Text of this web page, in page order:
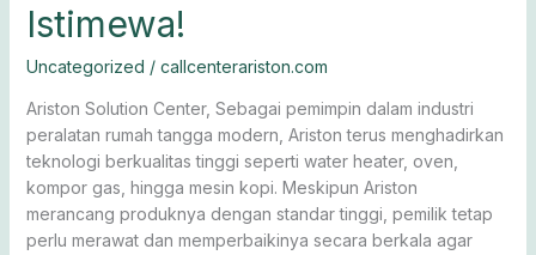
Istimewa!
Uncategorized / callcenterariston.com
Ariston Solution Center, Sebagai pemimpin dalam industri
peralatan rumah tangga modern, Ariston terus menghadirkan
teknologi berkualitas tinggi seperti water heater, oven,
kompor gas, hingga mesin kopi. Meskipun Ariston
merancang produknya dengan standar tinggi, pemilik tetap
perlu merawat dan memperbaikinya secara berkala agar
Prima,
Istimewa!